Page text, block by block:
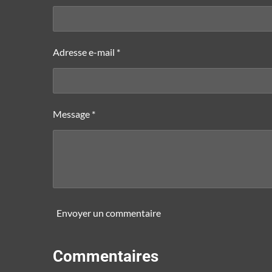
Adresse e-mail *
Message *
Envoyer un commentaire
Commentaires